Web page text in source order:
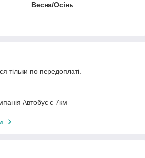
Весна/Осінь
тільки по передоплаті.
Автобус с 7км